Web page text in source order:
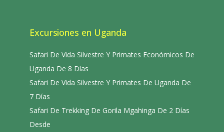
Excursiones en Uganda
Safari De Vida Silvestre Y Primates Económicos De
Uganda De 8 Días
Safari De Vida Silvestre Y Primates De Uganda De
7 Días
Safari De Trekking De Gorila Mgahinga De 2 Días
Desde